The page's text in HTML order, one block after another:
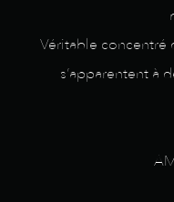
Véritable concentré
s’apparentent à